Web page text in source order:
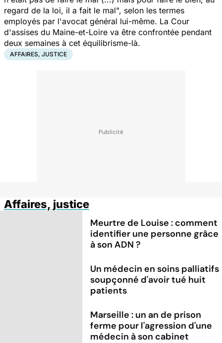
regard de la loi, il a fait le mal", selon les termes
employés par l'avocat général lui-même. La Cour
d'assises du Maine-et-Loire va être confrontée pendant
deux semaines à cet équilibrisme-là.
AFFAIRES, JUSTICE
Affaires, justice
Meurtre de Louise : comment
identifier une personne grâce
à son ADN ?
Un médecin en soins palliatifs
soupçonné d'avoir tué huit
patients
Marseille : un an de prison
ferme pour l'agression d'une
médecin à son cabinet